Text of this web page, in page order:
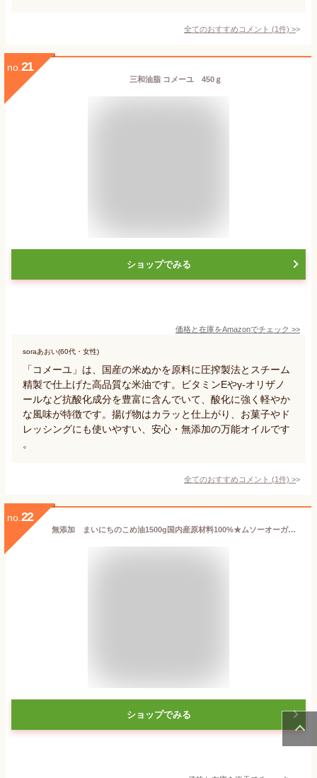
全てのおすすめコメント (1件) >
no. 21
三和油脂 コメーユ 450ｇ
ショップでみる
価格と在庫をAmazonでチェック >>
soraあおい(60代・女性)
「コメーユ」は、国産の米ぬかを原料に圧搾製法とスチーム
精製で仕上げた高品質な米油です。ビタミンEやγ-オリザノ
ールなど抗酸化成分を豊富に含んでいて、酸化に強く軽やか
な風味が特徴です。揚げ物はカラッと仕上がり、お菓子やド
レッシングにも使いやすい、安心・無添加の万能オイルです
。
全てのおすすめコメント (1件) >
no. 22
無添加 まいにちのこめ油1500g国内産原材料100%★ムソーオーガニック★送料無料・1個です。
ショップでみる